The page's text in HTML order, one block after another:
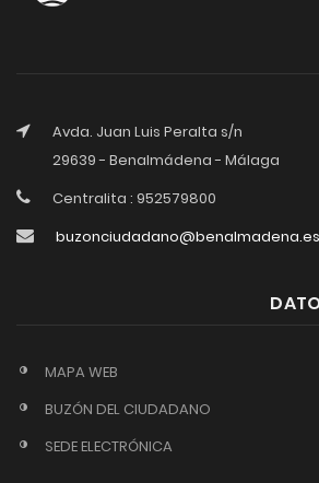
Avda. Juan Luis Peralta s/n
29639 - Benalmádena - Málaga
Centralita : 952579800
buzonciudadano@benalmadena.es
MAPA WEB
BUZÓN DEL CIUDADANO
SEDE ELECTRÓNICA